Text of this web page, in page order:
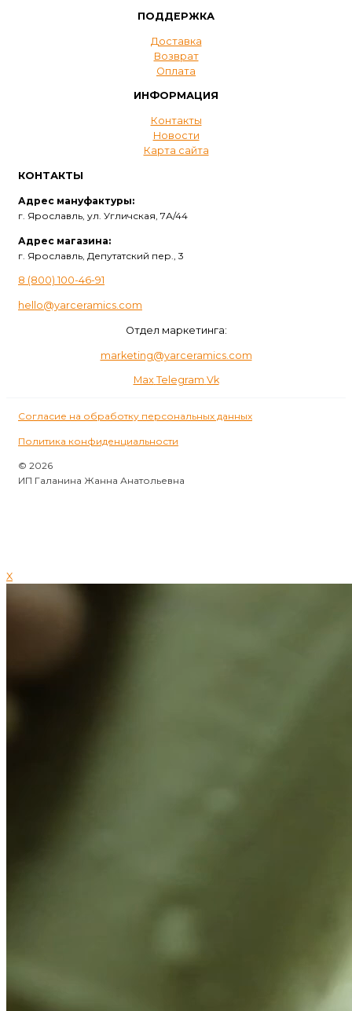
ПОДДЕРЖКА
Доставка
Возврат
Оплата
ИНФОРМАЦИЯ
Контакты
Новости
Карта сайта
КОНТАКТЫ
Адрес мануфактуры:
г. Ярославль, ул. Угличская, 7А/44
Адрес магазина:
г. Ярославль, Депутатский пер., 3
8 (800) 100-46-91
hello@yarceramics.com
Отдел маркетинга:
marketing@yarceramics.com
Max Telegram Vk
Согласие на обработку персональных данных
Политика конфиденциальности
© 2026
ИП Галанина Жанна Анатольевна
X